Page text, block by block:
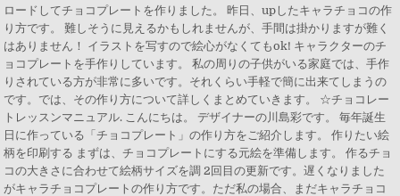
ロードしてチョコプレートを作りました。 昨日、upしたキャラチョコの作
り方です。 難しそうに見えるかもしれませんが、手間は掛かりますが難く
はありません！ イラストを写すので絵心がなくてもok! キャラクターのチ
ョコプレートを手作りしています。 私の周りの子供がいる家庭では、手作
りされている方が非常に多いです。それくらい手軽で簡に出来てしまうの
です。では、その作り方について詳しくまとめていきます。 ☆チョコレー
トレッスンマニュアル. こんにちは。 デザイナーの川島彩です。 毎年誕生
日に作っている「チョコプレート」の作り方をご紹介します。 作りたい絵
柄を印刷する まずは、チョコプレートにする元絵を準備します。 作るチョ
コの大きさに合わせて絵柄サイズを調 2回目の更新です。遅くなりました
がキャラチョコプレートの作り方です。ただ私の場合、まだキャラチョコ